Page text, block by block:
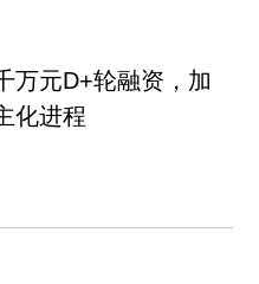
万元D+轮融资，加
化进程